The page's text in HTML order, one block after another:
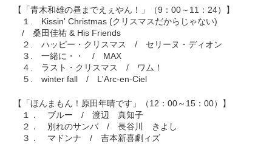
【「青木和雄の昼までえぇやん！」（9：00～11：24）】
１. Kissin' Christmas (クリスマスだからじゃない)
/ 桑田佳祐 & His Friends
２. ハッピー・クリスマス / セリーヌ・ディオン
３. 一緒に・・ / MAX
４. ラスト・クリスマス / ワム！
５. winter fall / L'Arc-en-Ciel
【「ほんまもん！原田年晴です」（12：00～15：00）】
１． ブルー / 渡辺 真知子
２． 別れのサンバ / 長谷川 きよし
３． マドンナ / 吉本新喜劇ィズ